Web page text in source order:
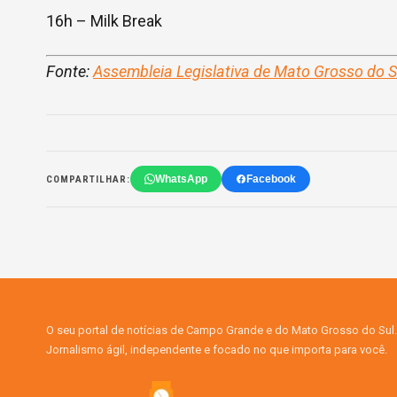
16h – Milk Break
Fonte:Assembleia Legislativa de Mato Grosso do
COMPARTILHAR: WhatsApp Facebook
O seu portal de notícias de Campo Grande e do Mato Grosso do Sul.
Jornalismo ágil, independente e focado no que importa para você.